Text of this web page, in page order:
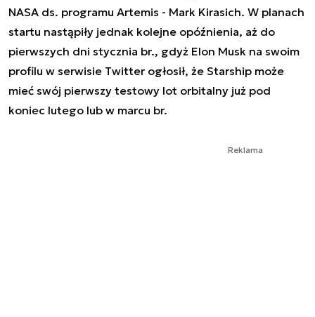
NASA ds. programu Artemis - Mark Kirasich. W planach
startu nastąpiły jednak kolejne opóźnienia, aż do
pierwszych dni stycznia br., gdyż Elon Musk na swoim
profilu w serwisie Twitter ogłosił, że Starship może
mieć swój pierwszy testowy lot orbitalny już pod
koniec lutego lub w marcu br.
Reklama